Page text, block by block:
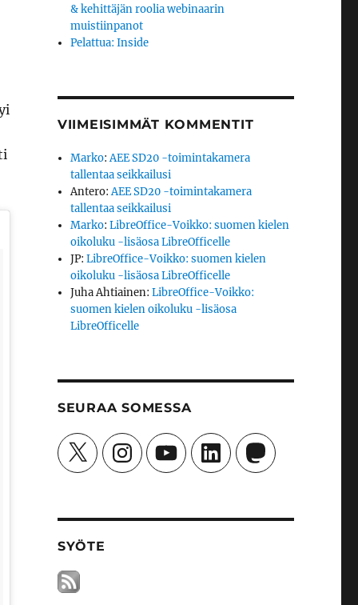
& kehittäjän roolia webinaarin
muistiinpanot
Pelattua: Inside
VIIMEISIMMÄT KOMMENTIT
Marko:AEE SD20 -toimintakamera
tallentaa seikkailusi
Antero:AEE SD20 -toimintakamera
tallentaa seikkailusi
Marko:LibreOffice-Voikko: suomen kielen
oikoluku -lisäosa LibreOfficelle
JP:LibreOffice-Voikko: suomen kielen
oikoluku -lisäosa LibreOfficelle
Juha Ahtiainen:LibreOffice-Voikko:
suomen kielen oikoluku -lisäosa
LibreOfficelle
SEURAA SOMESSA
X InstagramYouTubeLinkedInMastodon
SYÖTE